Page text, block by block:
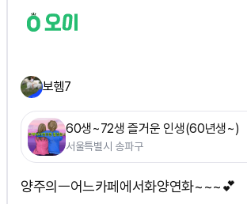
보헴7
60생~72생 즐거운 인생(60년생~)
서울특별시 송파구
양주의ㅡ어느카페에서 ​화양연화~~~💕